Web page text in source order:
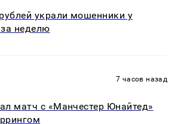
украли мошенники у
неделю
7 часов назад
матч с «Манчестер Юнайтед»